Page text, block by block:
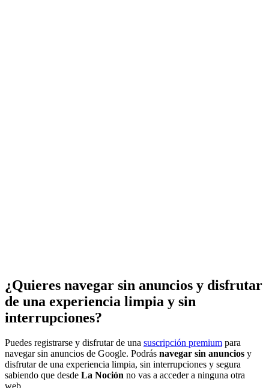
¿Quieres navegar sin anuncios y disfrutar
de una experiencia limpia y sin
interrupciones?
Puedes registrarse y disfrutar de una suscripción premium para
navegar sin anuncios de Google. Podrás navegar sin anuncios y
disfrutar de una experiencia limpia, sin interrupciones y segura
sabiendo que desde La Noción no vas a acceder a ninguna otra